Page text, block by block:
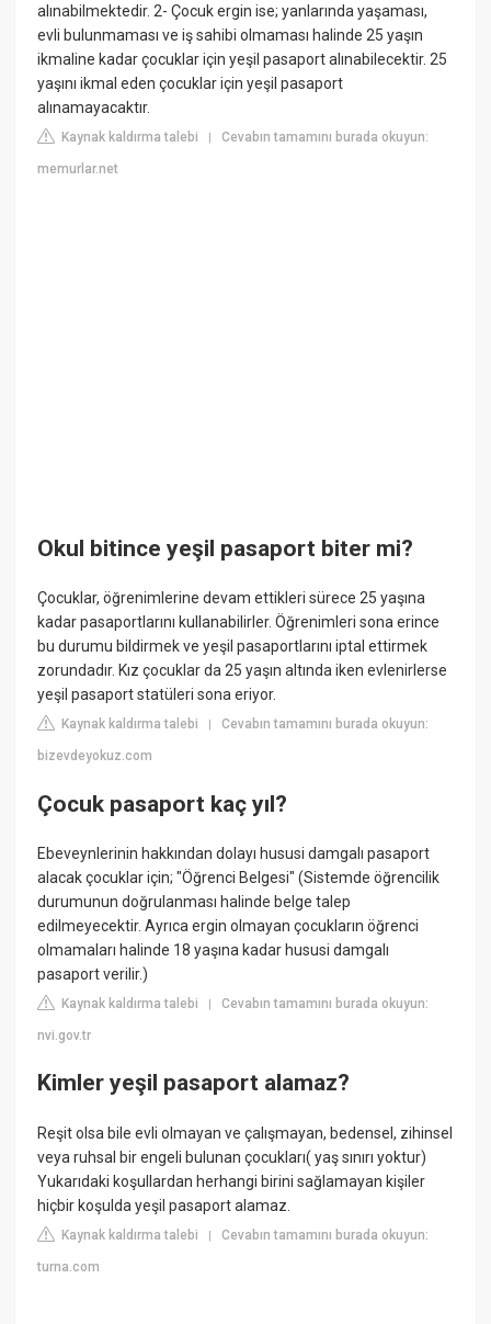
alınabilmektedir. 2- Çocuk ergin ise; yanlarında yaşaması,
evli bulunmaması ve iş sahibi olmaması halinde 25 yaşın
ikmaline kadar çocuklar için yeşil pasaport alınabilecektir. 25
yaşını ikmal eden çocuklar için yeşil pasaport
alınamayacaktır.
Kaynak kaldırma talebi |Cevabın tamamını burada okuyun:
memurlar.net
Okul bitince yeşil pasaport biter mi?
Çocuklar, öğrenimlerine devam ettikleri sürece 25 yaşına
kadar pasaportlarını kullanabilirler. Öğrenimleri sona erince
bu durumu bildirmek ve yeşil pasaportlarını iptal ettirmek
zorundadır. Kız çocuklar da 25 yaşın altında iken evlenirlerse
yeşil pasaport statüleri sona eriyor.
Kaynak kaldırma talebi |Cevabın tamamını burada okuyun:
bizevdeyokuz.com
Çocuk pasaport kaç yıl?
Ebeveynlerinin hakkından dolayı hususi damgalı pasaport
alacak çocuklar için; "Öğrenci Belgesi" (Sistemde öğrencilik
durumunun doğrulanması halinde belge talep
edilmeyecektir. Ayrıca ergin olmayan çocukların öğrenci
olmamaları halinde 18 yaşına kadar hususi damgalı
pasaport verilir.)
Kaynak kaldırma talebi |Cevabın tamamını burada okuyun:
nvi.gov.tr
Kimler yeşil pasaport alamaz?
Reşit olsa bile evli olmayan ve çalışmayan, bedensel, zihinsel
veya ruhsal bir engeli bulunan çocukları( yaş sınırı yoktur)
Yukarıdaki koşullardan herhangi birini sağlamayan kişiler
hiçbir koşulda yeşil pasaport alamaz.
Kaynak kaldırma talebi |Cevabın tamamını burada okuyun:
turna.com